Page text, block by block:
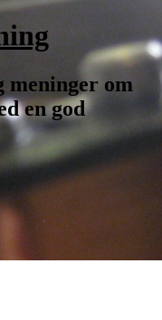
meninger om
en god